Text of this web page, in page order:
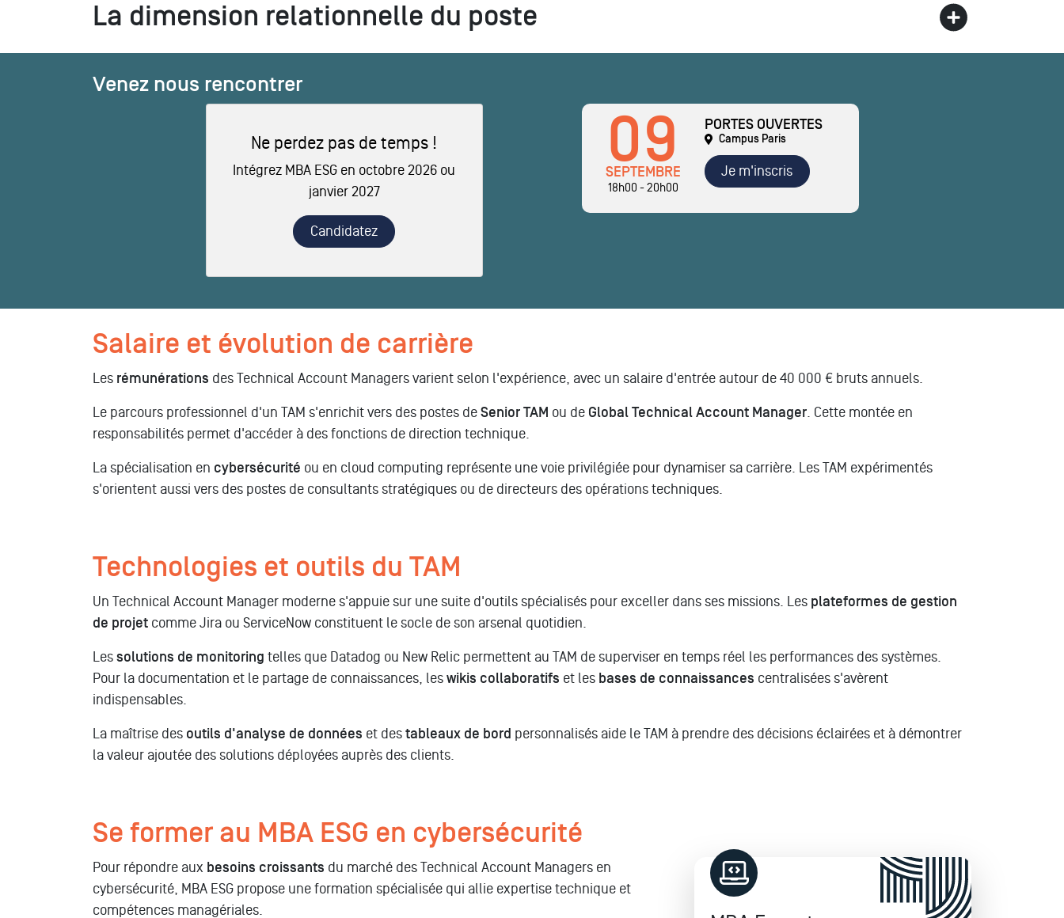
La dimension relationnelle du poste
Venez nous rencontrer
Ne perdez pas de temps !
Intégrez MBA ESG en octobre 2026 ou
janvier 2027
Candidatez
09
SEPTEMBRE
18h00 - 20h00
PORTES OUVERTES
Campus Paris
Je m'inscris
Salaire et évolution de carrière
Les rémunérations des Technical Account Managers varient selon l'expérience, avec un salaire d'entrée autour de 40 000 € bruts annuels.
Le parcours professionnel d'un TAM s'enrichit vers des postes de Senior TAM ou de Global Technical Account Manager. Cette montée en
responsabilités permet d'accéder à des fonctions de direction technique.
La spécialisation en cybersécurité ou en cloud computing représente une voie privilégiée pour dynamiser sa carrière. Les TAM expérimentés
s'orientent aussi vers des postes de consultants stratégiques ou de directeurs des opérations techniques.
Technologies et outils du TAM
Un Technical Account Manager moderne s'appuie sur une suite d'outils spécialisés pour exceller dans ses missions. Les plateformes de gestion
de projet comme Jira ou ServiceNow constituent le socle de son arsenal quotidien.
Les solutions de monitoring telles que Datadog ou New Relic permettent au TAM de superviser en temps réel les performances des systèmes.
Pour la documentation et le partage de connaissances, les wikis collaboratifs et les bases de connaissances centralisées s'avèrent
indispensables.
La maîtrise des outils d'analyse de données et des tableaux de bord personnalisés aide le TAM à prendre des décisions éclairées et à démontrer
la valeur ajoutée des solutions déployées auprès des clients.
Se former au MBA ESG en cybersécurité
Pour répondre aux besoins croissants du marché des Technical Account Managers en
cybersécurité, MBA ESG propose une formation spécialisée qui allie expertise technique et
compétences managériales.